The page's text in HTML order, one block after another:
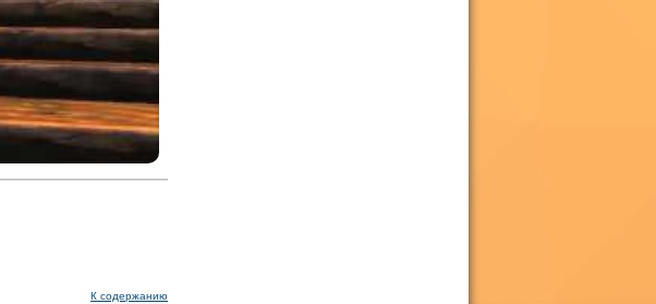
К содержанию